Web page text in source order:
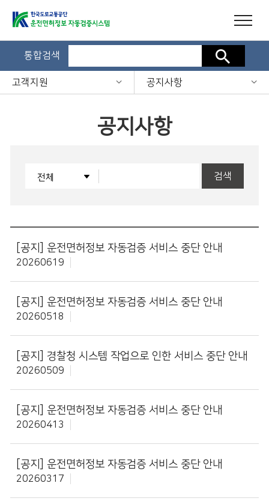
통합검색 검색
고객지원 공지사항
공지사항
검색
[공지] 운전면허정보 자동검증 서비스 중단 안내
20260619
[공지] 운전면허정보 자동검증 서비스 중단 안내
20260518
[공지] 경찰청 시스템 작업으로 인한 서비스 중단 안내
20260509
[공지] 운전면허정보 자동검증 서비스 중단 안내
20260413
[공지] 운전면허정보 자동검증 서비스 중단 안내
20260317